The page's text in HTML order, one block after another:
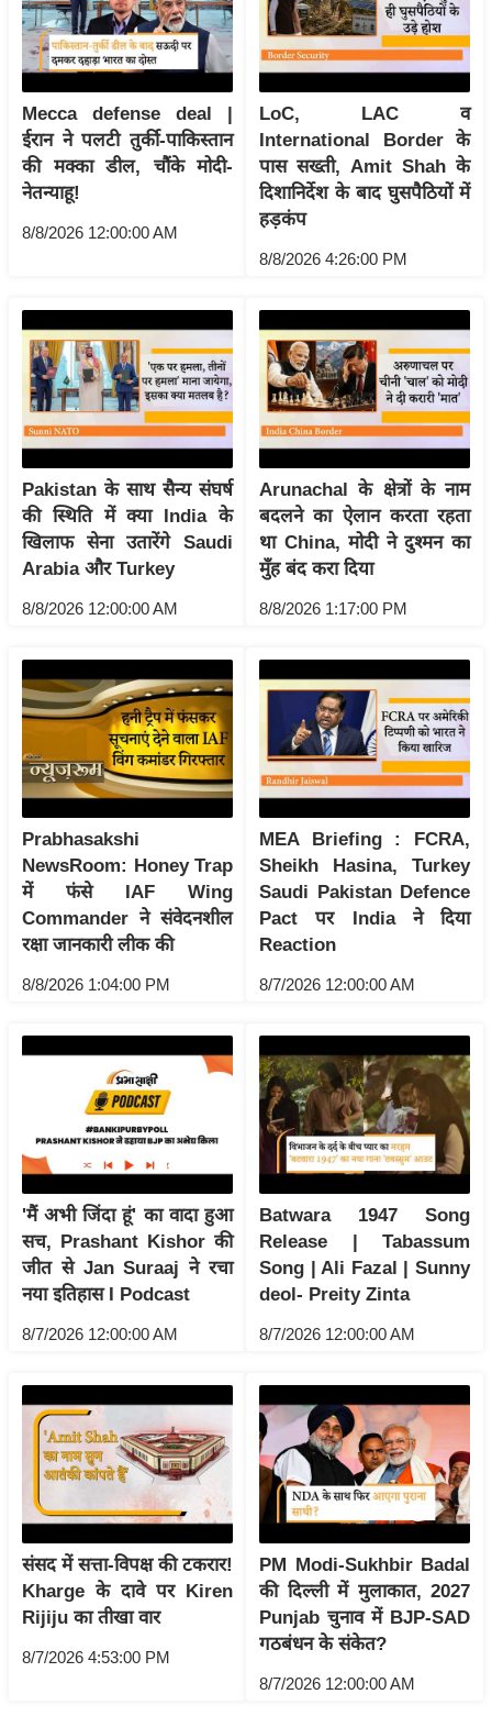
सा
ल
बे
मि
सा
ल
त
यं
ग
इं
डि
या
सा
हि
त्य
ज
ग
ऑ
टो
व
र्ल्ड
न्यू
ज
ब्री
फ
म
नो
ज
बॉ
ली
वु
ड
हॉ
ली
ड
ल्म
मी
B
r
e
a
i
Mecca defense deal |
ईरान ने पलटी तुर्की-पाकिस्तान
की मक्का डील, चौंके मोदी-
नेतन्याहू!
8/8/2026 12:00:00 AM
LoC, LAC व
International Border के
पास सख्ती, Amit Shah के
दिशानिर्देश के बाद घुसपैठियों में
हड़कंप
8/8/2026 4:26:00 PM
Pakistan के साथ सैन्य संघर्ष
की स्थिति में क्या India के
खिलाफ सेना उतारेंगे Saudi
Arabia और Turkey
8/8/2026 12:00:00 AM
Arunachal के क्षेत्रों के नाम
बदलने का ऐलान करता रहता
था China, मोदी ने दुश्मन का
मुँह बंद करा दिया
8/8/2026 1:17:00 PM
Prabhasakshi
NewsRoom: Honey Trap
में फंसे IAF Wing
Commander ने संवेदनशील
रक्षा जानकारी लीक की
8/8/2026 1:04:00 PM
MEA Briefing : FCRA,
Sheikh Hasina, Turkey
Saudi Pakistan Defence
Pact पर India ने दिया
Reaction
8/7/2026 12:00:00 AM
'मैं अभी जिंदा हूं' का वादा हुआ
सच, Prashant Kishor की
जीत से Jan Suraaj ने रचा
नया इतिहास I Podcast
8/7/2026 12:00:00 AM
Batwara 1947 Song
Release | Tabassum
Song | Ali Fazal | Sunny
deol- Preity Zinta
8/7/2026 12:00:00 AM
संसद में सत्ता-विपक्ष की टकरार!
Kharge के दावे पर Kiren
Rijiju का तीखा वार
8/7/2026 4:53:00 PM
PM Modi-Sukhbir Badal
की दिल्ली में मुलाकात, 2027
Punjab चुनाव में BJP-SAD
गठबंधन के संकेत?
8/7/2026 12:00:00 AM